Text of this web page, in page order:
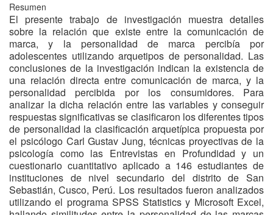
Resumen
El presente trabajo de investigación muestra detalles
sobre la relación que existe entre la comunicación de
marca, y la personalidad de marca percibía por
adolescentes utilizando arquetipos de personalidad. Las
conclusiones de la investigación indican la existencia de
una relación directa entre comunicación de marca, y la
personalidad percibida por los consumidores. Para
analizar la dicha relación entre las variables y conseguir
respuestas significativas se clasificaron los diferentes tipos
de personalidad la clasificación arquetípica propuesta por
el psicólogo Carl Gustav Jung, técnicas proyectivas de la
psicología como las Entrevistas en Profundidad y un
cuestionario cuantitativo aplicado a 146 estudiantes de
instituciones de nivel secundario del distrito de San
Sebastián, Cusco, Perú. Los resultados fueron analizados
utilizando el programa SPSS Statistics y Microsoft Excel,